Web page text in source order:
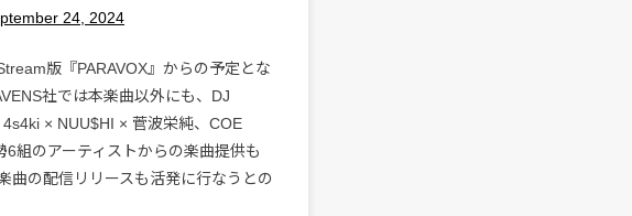
24, 2024
版『PARAVOX』からの予定とな
社では本楽曲以外にも、DJ
× NUU$HI × 菅波栄純、COE
組のアーティストからの楽曲提供も
曲の配信リリースも活発に行なうとの